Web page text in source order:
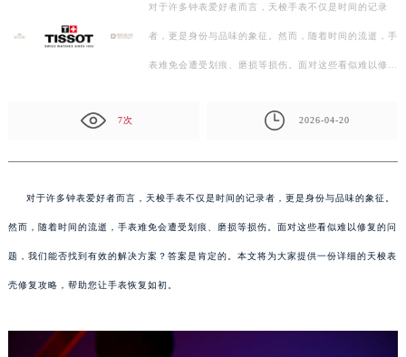
对于许多钟表爱好者而言，天梭手表不仅是时间的记录
者，更是身份与品味的象征。然而，随着时间的流逝，手
表难免会遭受划痕、磨损等损伤。面对这些看似难以修复
7次 2026-04-20
对于许多钟表爱好者而言，天梭手表不仅是时间的记录者，更是身份与品味的象征。
然而，随着时间的流逝，手表难免会遭受划痕、磨损等损伤。面对这些看似难以修复的问
题，我们能否找到有效的解决方案？答案是肯定的。本文将为大家提供一份详细的天梭表
壳修复攻略，帮助您让手表恢复如初。